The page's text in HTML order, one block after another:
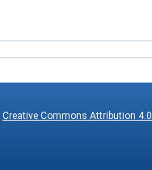
Creative Commons Attribution 4.0